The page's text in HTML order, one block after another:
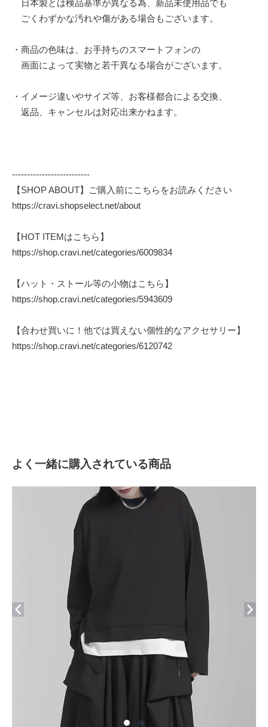
日本製とは検品基準が異なる為、新品未使用品でも
ごくわずかな汚れや傷がある場合もございます。
・商品の色味は、お手持ちのスマートフォンの
画面によって実物と若干異なる場合がございます。
・イメージ違いやサイズ等、お客様都合による交換、
返品、キャンセルは対応出来かねます。
--------------------------
【SHOP ABOUT】ご購入前にこちらをお読みください
https://cravi.shopselect.net/about
【HOT ITEMはこちら】
https://shop.cravi.net/categories/6009834
【ハット・ストール等の小物はこちら】
https://shop.cravi.net/categories/5943609
【合わせ買いに！他では買えない個性的なアクセサリー】
https://shop.cravi.net/categories/6120742
よく一緒に購入されている商品